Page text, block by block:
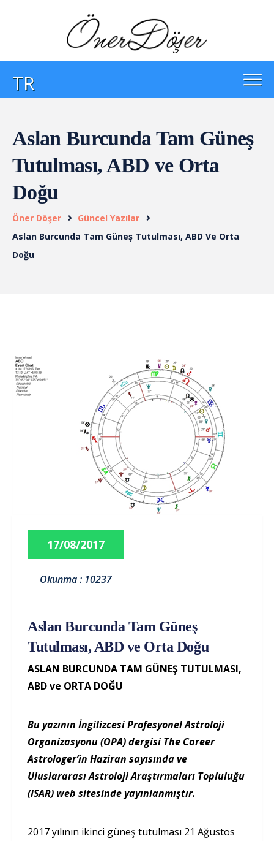
TR
Aslan Burcunda Tam Güneş
Tutulması, ABD ve Orta
Doğu
Öner Döşer
Güncel Yazılar
Aslan Burcunda Tam Güneş Tutulması, ABD Ve Orta
Doğu
17/08/2017
Okunma : 10237
Aslan Burcunda Tam Güneş
Tutulması, ABD ve Orta Doğu
ASLAN BURCUNDA TAM GÜNEŞ TUTULMASI,
ABD ve ORTA DOĞU
Bu yazının İngilizcesi Profesyonel Astroloji
Organizasyonu (OPA) dergisi The Career
Astrologer’in Haziran sayısında ve
Uluslararası Astroloji Araştırmaları Topluluğu
(ISAR) web sitesinde yayınlanmıştır.
2017 yılının ikinci güneş tutulması 21 Ağustos